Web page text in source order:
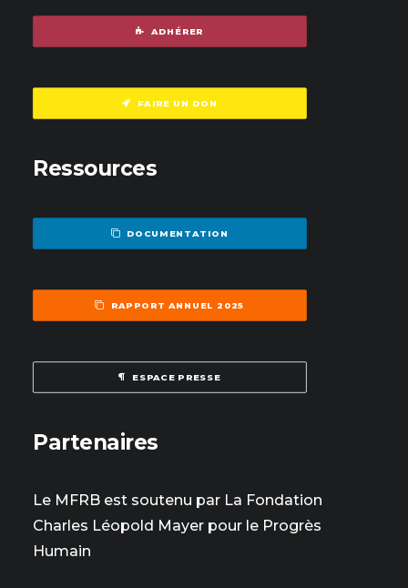
ADHÉRER
FAIRE UN DON
Ressources
DOCUMENTATION
RAPPORT ANNUEL 2025
ESPACE PRESSE
Partenaires
Le MFRB est soutenu par La Fondation
Charles Léopold Mayer pour le Progrès
Humain